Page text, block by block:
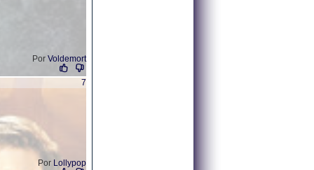
Por Voldemort
7
Por Lollypop